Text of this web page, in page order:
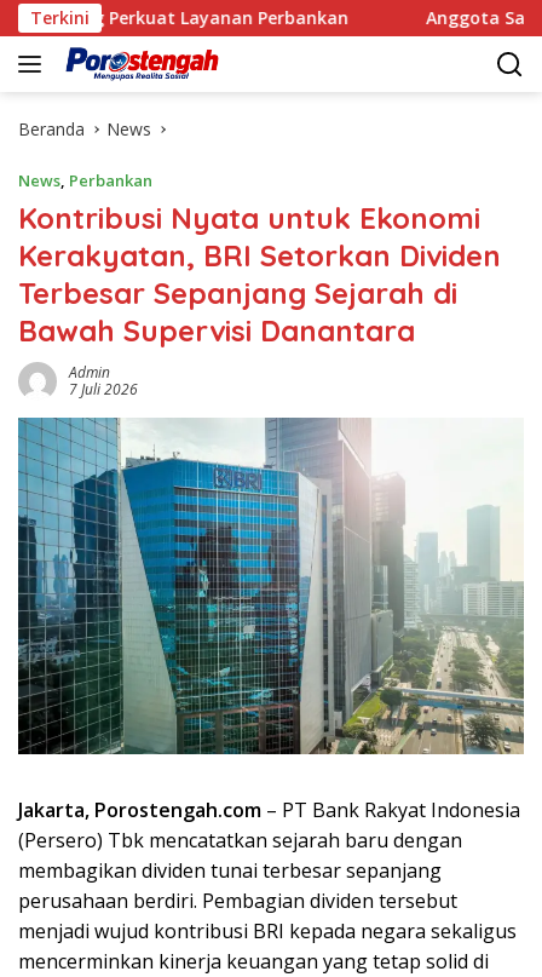
Langsung
ke
konten
TerkiniLayanan Perbankan Anggota Satpol PP
Beranda News
News, Perbankan
Kontribusi Nyata untuk Ekonomi
Kerakyatan, BRI Setorkan Dividen
Terbesar Sepanjang Sejarah di
Bawah Supervisi Danantara
Admin
7 Juli 2026
Jakarta, Porostengah.com – PT Bank Rakyat Indonesia
(Persero) Tbk mencatatkan sejarah baru dengan
membagikan dividen tunai terbesar sepanjang
perusahaan berdiri. Pembagian dividen tersebut
menjadi wujud kontribusi BRI kepada negara sekaligus
mencerminkan kinerja keuangan yang tetap solid di